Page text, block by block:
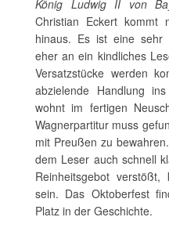
König Ludwig II von
Christian Eckert kommt
hinaus. Es ist eine sehr
eher an ein kindliches
Versatzstücke werden
abzielende Handlung
wohnt im fertigen
Wagnerpartitur muss
mit Preußen zu
dem Leser auch schnell
Reinheitsgebot
sein. Das Oktoberfest
Platz in der Geschichte.